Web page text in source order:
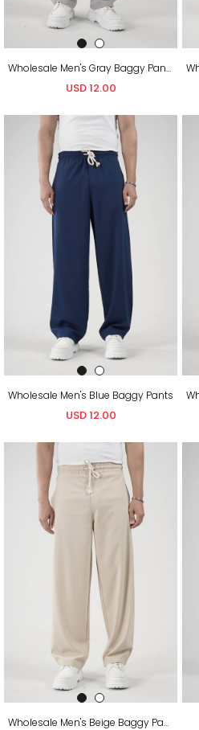
Wholesale Men's Gray Baggy Pants
USD 12.00
Wholesale Men's Blue Baggy Pants
USD 12.00
Wholesale Men's Beige Baggy Pants